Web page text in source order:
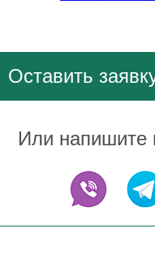
Оставить
Или напишите